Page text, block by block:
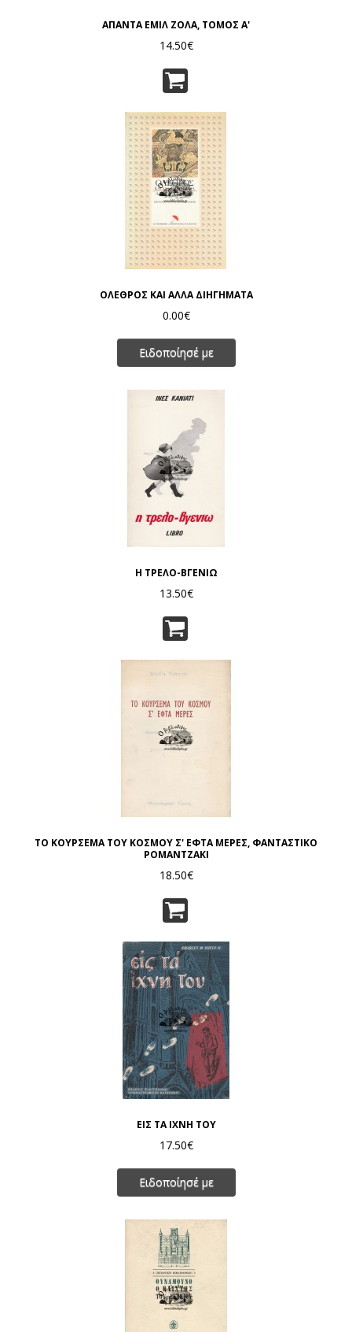
ΑΠΑΝΤΑ ΕΜΙΛ ΖΟΛΑ, ΤΟΜΟΣ Α'
14.50€
ΟΛΕΘΡΟΣ ΚΑΙ ΑΛΛΑ ΔΙΗΓΗΜΑΤΑ
0.00€
Ειδοποίησέ με
Η ΤΡΕΛΟ-ΒΓΕΝΙΩ
13.50€
ΤΟ ΚΟΥΡΣΕΜΑ ΤΟΥ ΚΟΣΜΟΥ Σ' ΕΦΤΑ ΜΕΡΕΣ, ΦΑΝΤΑΣΤΙΚΟ
ΡΟΜΑΝΤΖΑΚΙ
18.50€
ΕΙΣ ΤΑ ΙΧΝΗ ΤΟΥ
17.50€
Ειδοποίησέ με